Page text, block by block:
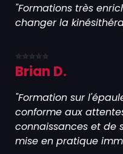
"Formations très
changer la
⭐⭐⭐⭐⭐
Brian D.
"Formation sur
conforme aux
connaissances et de
mise en pratique